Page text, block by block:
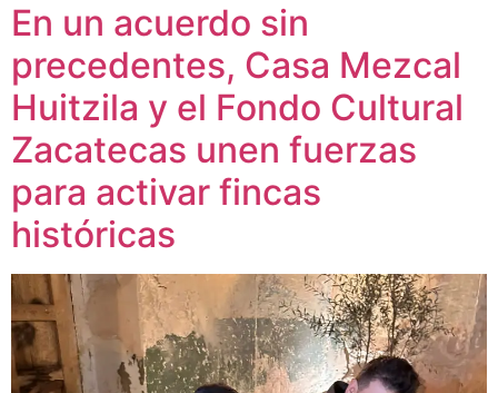
En un acuerdo sin
precedentes, Casa Mezcal
Huitzila y el Fondo Cultural
Zacatecas unen fuerzas
para activar fincas
históricas